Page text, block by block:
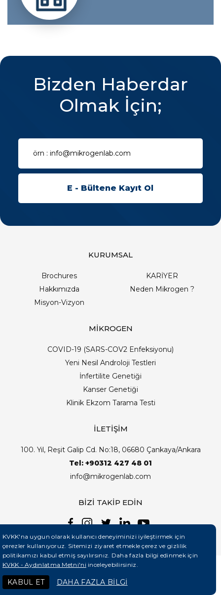
Bizden Haberdar
Olmak İçin;
KURUMSAL
Brochures
KARİYER
Hakkımızda
Neden Mikrogen ?
Misyon-Vizyon
MİKROGEN
COVID-19 (SARS-COV2 Enfeksiyonu)
Yeni Nesil Androloji Testleri
İnfertilite Genetiği
Kanser Genetiği
Klinik Ekzom Tarama Testi
İLETİŞİM
100. Yıl, Reşit Galip Cd. No:18, 06680 Çankaya/Ankara
Tel: +90312 427 48 01
info@mikrogenlab.com
BİZİ TAKİP EDİN
Teknobay (+90 444 5 331)
KVKK'na uygun olarak kullanıcı deneyiminizi iyileştirmek için
çerezler kullanıyoruz. Sitemizi ziyaret etmekle çerez ve gizlilik
politikamızı kabul etmiş sayılırsınız. Daha fazla bilgi edinmek için
KVKK - Aydınlatma Metni'ni inceleyebilirsiniz.
KABUL ET DAHA FAZLA BİLGİ